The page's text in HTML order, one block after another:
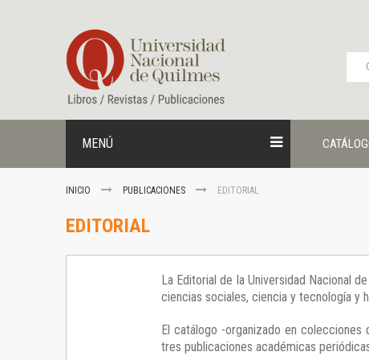
contenido
MENÚ
INICIO PUBLICACIONES EDITORIAL
EDITORIAL
La Editorial de la Universidad Nacional
ciencias sociales, ciencia y tecnología y
El catálogo -organizado en
tres publicaciones académicas